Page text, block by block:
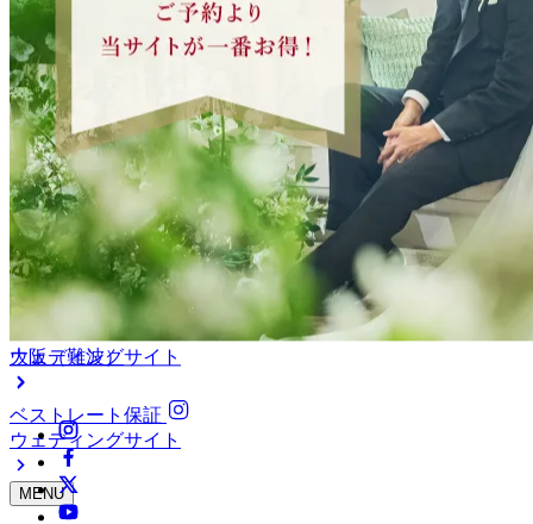
ヒルズ横浜(新横浜)
大宮
柏
長野
白壁（名古屋）
江坂（新大阪）
大阪（難波）
ベストレート保証
ウェディングサイト
MENU
ウェディングサイト